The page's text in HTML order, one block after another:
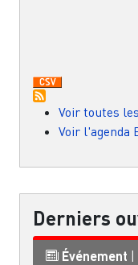
Voir toutes
Voir l'agenda
Derniers
Événement |